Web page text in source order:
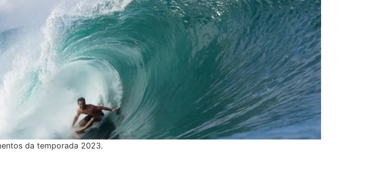
da temporada 2023.